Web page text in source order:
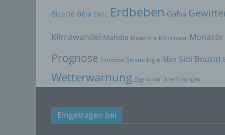
Bizerté Béja EMSC Erdbeben Gafsa
Klimawandel Mahdia Medenine Mittelmeer Monastir
Prognose Scirocco Seismologie Sfax Sidi Bouzid
Wetterwarnung Zaghouan Überflutungen
Eingetragen bei
auf